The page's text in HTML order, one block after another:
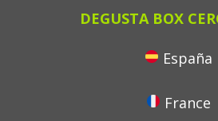
DEGUSTA BOX
España
France